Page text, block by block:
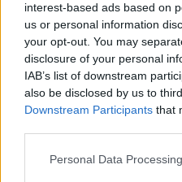
interest-based ads based on
us or personal information
your opt-out. You may
disclosure of your personal
IAB’s list of downstream
also be disclosed by us to
Downstream Participants that
Please note that this website/
Personal Data